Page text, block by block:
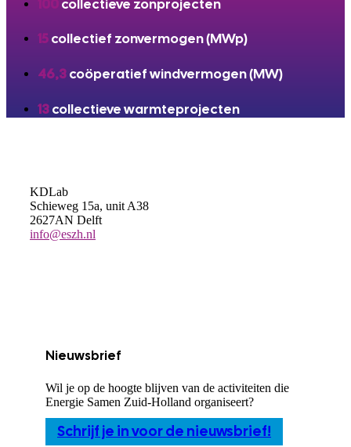
100collectieve zonprojecten
15collectief zonvermogen (MWp)
46,3coöperatief windvermogen (MW)
13collectieve warmteprojecten
KDLab
Schieweg 15a, unit A38
2627AN Delft
info@eszh.nl
Nieuwsbrief
Wil je op de hoogte blijven van de activiteiten die
Energie Samen Zuid-Holland organiseert?
Schrijf je in voor de nieuwsbrief!